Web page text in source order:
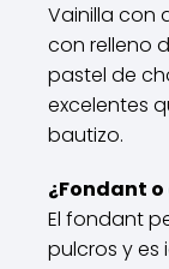
Vainilla con
con relleno
pastel de
excelentes
bautizo.
¿Fondant
El fondant
pulcros y es